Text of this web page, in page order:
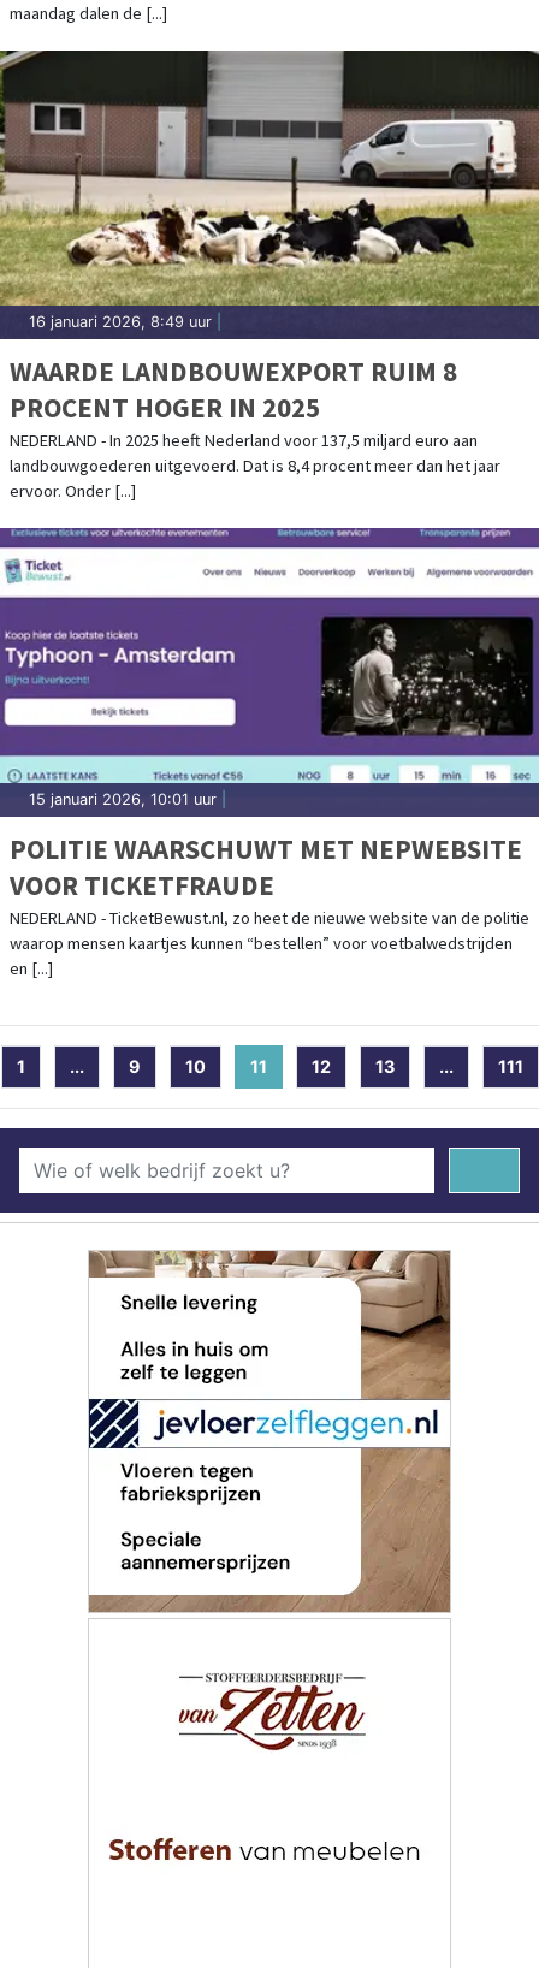
maandag dalen de [...]
16 januari 2026, 8:49 uur
WAARDE LANDBOUWEXPORT RUIM 8
PROCENT HOGER IN 2025
NEDERLAND - In 2025 heeft Nederland voor 137,5 miljard euro aan
landbouwgoederen uitgevoerd. Dat is 8,4 procent meer dan het jaar
ervoor. Onder [...]
15 januari 2026, 10:01 uur
POLITIE WAARSCHUWT MET NEPWEBSITE
VOOR TICKETFRAUDE
NEDERLAND - TicketBewust.nl, zo heet de nieuwe website van de politie
waarop mensen kaartjes kunnen “bestellen” voor voetbalwedstrijden
en [...]
1 ... 9 10 11 (current)
12 13 ... 111